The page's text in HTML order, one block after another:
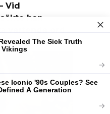
Vid
han